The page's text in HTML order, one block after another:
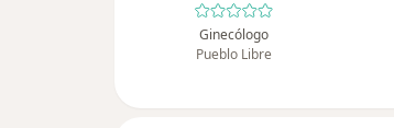
Ginecólogo
Pueblo Libre